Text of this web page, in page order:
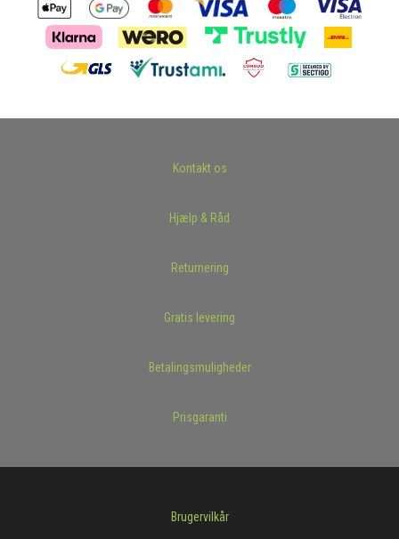
Kontakt os
Hjælp & Råd
Returnering
Gratis levering
Betalingsmuligheder
Prisgaranti
Brugervilkår